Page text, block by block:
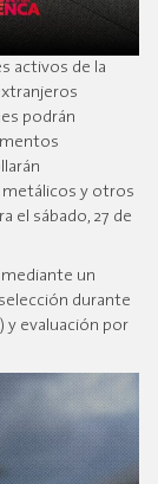
activos de la
podrán
metálicos y otros
el sábado, 27 de
un
durante
y evaluación por